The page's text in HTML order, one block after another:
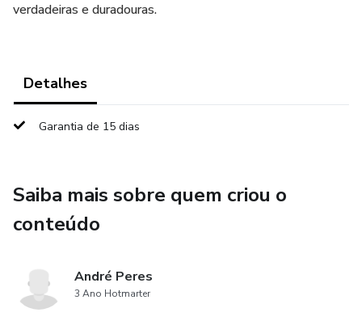
verdadeiras e duradouras.
Detalhes
Garantia de 15 dias
Saiba mais sobre quem criou o
conteúdo
André Peres
3 Ano Hotmarter